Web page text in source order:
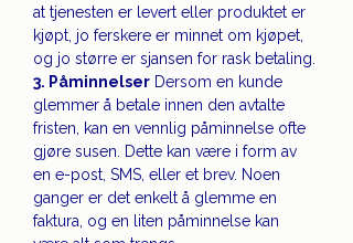
at tjenesten er levert eller produktet er
kjøpt, jo ferskere er minnet om kjøpet,
og jo større er sjansen for rask betaling.
3. Påminnelser Dersom en kunde
glemmer å betale innen den avtalte
fristen, kan en vennlig påminnelse ofte
gjøre susen. Dette kan være i form av
en e-post, SMS, eller et brev. Noen
ganger er det enkelt å glemme en
faktura, og en liten påminnelse kan